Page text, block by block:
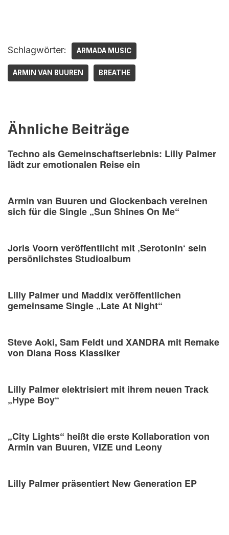
Schlagwörter: ARMADA MUSIC
ARMIN VAN BUUREN BREATHE
Ähnliche Beiträge
Techno als Gemeinschaftserlebnis: Lilly Palmer
lädt zur emotionalen Reise ein
Armin van Buuren und Glockenbach vereinen
sich für die Single „Sun Shines On Me“
Joris Voorn veröffentlicht mit ‚Serotonin‘ sein
persönlichstes Studioalbum
Lilly Palmer und Maddix veröffentlichen
gemeinsame Single „Late At Night“
Steve Aoki, Sam Feldt und XANDRA mit Remake
von Diana Ross Klassiker
Lilly Palmer elektrisiert mit ihrem neuen Track
„Hype Boy“
„City Lights“ heißt die erste Kollaboration von
Armin van Buuren, VIZE und Leony
Lilly Palmer präsentiert New Generation EP